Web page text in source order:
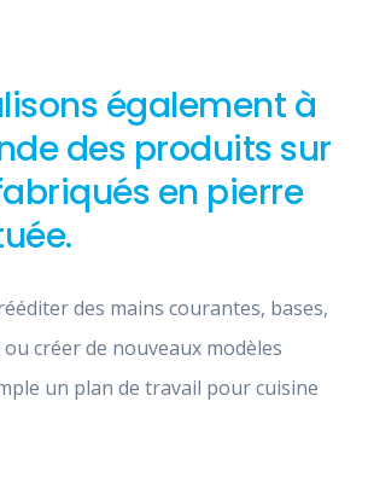
également à
des produits sur
en pierre
des mains courantes, bases,
créer de nouveaux modèles
un plan de travail pour cuisine